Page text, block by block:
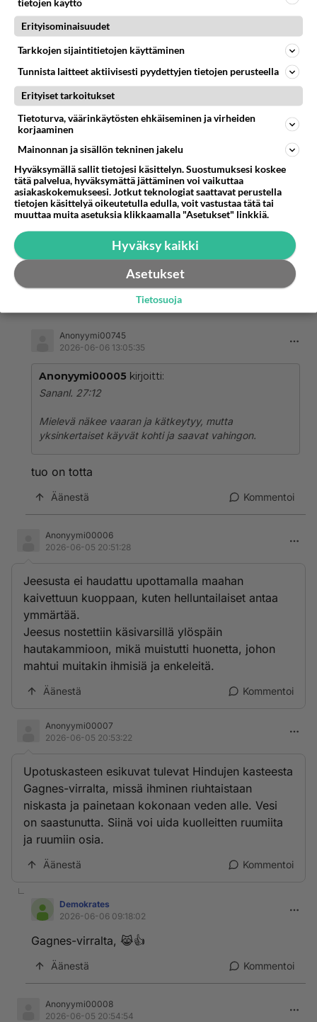
tuo on totta
Kommentoi
Anonyymi00745
2026-06-06 13:05:35
Anonyymi00005 kirjoitti:
Sananl. 27:12
Mielevä näkee vaaran ja kätkeytyy, mutta
yksinkertaiset käyvät kohti ja saavat vahingon.
tuo on totta
Äänestä Kommentoi
Anonyymi00006
2026-06-05 20:51:28
Jeesusta ei haudattu upottamalla maahan
kaivettuun kuoppaan, kuten helluntailaiset antaa
ymmärtää.
Jeesus nostettiin käsivarsillä ylöspäin
hautakammioon, mikä muistutti huonetta, johon
mahtui muitakin ihmisiä ja enkeleitä.
Äänestä Kommentoi
Anonyymi00007
2026-06-05 20:53:22
Upotuskasteen esikuvat tulevat Hindujen kasteesta
Gagnes-virralta, missä ihminen riuhtaistaan
niskasta ja painetaan kokonaan veden alle. Vesi
on saastunutta. Siinä voi uida kuolleitten ruumiita
ja ruumiin osia.
Äänestä Kommentoi
Demokrates
2026-06-06 09:18:02
Gagnes-virralta, 😹👍
Äänestä Kommentoi
Anonyymi00008
2026-06-05 20:54:54
tietojen käyttö
Erityisominaisuudet
Tarkkojen sijaintitietojen käyttäminen
Tunnista laitteet aktiivisesti pyydettyjen tietojen perusteella
Erityiset tarkoitukset
Tietoturva, väärinkäytösten ehkäiseminen ja virheiden
korjaaminen
Mainonnan ja sisällön tekninen jakelu
Hyväksymällä sallit tietojesi käsittelyn. Suostumuksesi koskee
tätä palvelua, hyväksymättä jättäminen voi vaikuttaa
asiakaskokemukseesi. Jotkut teknologiat saattavat perustella
tietojen käsittelyä oikeutetulla edulla, voit vastustaa tätä tai
muuttaa muita asetuksia klikkaamalla "Asetukset" linkkiä.
Hyväksy kaikki
Asetukset
Tietosuoja